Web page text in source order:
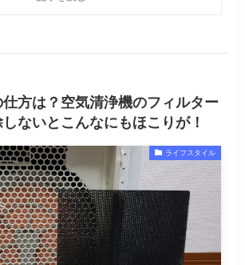
方は？空気清浄機のフィルター
しないとこんなにもほこりが！
ライフスタイル